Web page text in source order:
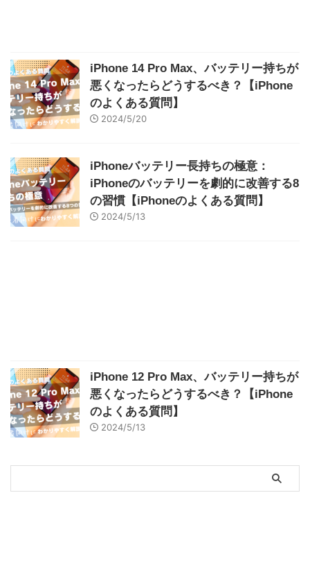
iPhone 14 Pro Max、バッテリー持ちが
悪くなったらどうするべき？【iPhone
のよくある質問】
2024/5/20
iPhoneバッテリー長持ちの極意：
iPhoneのバッテリーを劇的に改善する8
の習慣【iPhoneのよくある質問】
2024/5/13
iPhone 12 Pro Max、バッテリー持ちが
悪くなったらどうするべき？【iPhone
のよくある質問】
2024/5/13